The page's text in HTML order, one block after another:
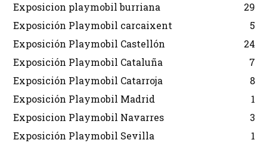
Exposicion playmobil burriana
29
Exposición Playmobil carcaixent
5
Exposición Playmobil Castellón
24
Exposición Playmobil Cataluña
7
Exposición Playmobil Catarroja
8
Exposición Playmobil Madrid
1
Exposicion Playmobil Navarres
3
Exposición Playmobil Sevilla
1